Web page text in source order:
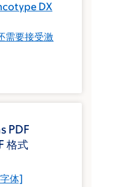
DX
需要接受激
PDF
格式
体]